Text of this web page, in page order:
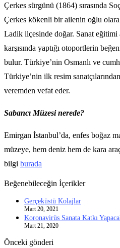
Çerkes sürgünü (1864) sırasında
Çerkes kökenli bir ailenin oğlu
Ladik ilçesinde doğar. Sanat eğitimi
karşısında yaptığı otoportlerin
bulur. Türkiye’nin Osmanlı ve
Türkiye’nin ilk resim
veremden vefat eder.
Sabancı Müzesi nerede?
Emirgan İstanbul’da, enfes boğaz
müzeye, hem deniz hem de kara
bilgi burada
Beğenebileceğin İçerikler
Gerçeküstü Kolajlar
Mart 20, 2021
Koronavirüs Sanata Katkı
Mart 21, 2020
Önceki gönderi